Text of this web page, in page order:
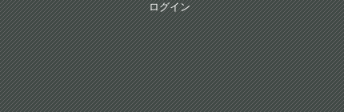
ログイン